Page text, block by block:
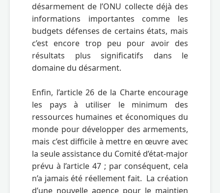
désarmement de l’ONU collecte déjà des
informations importantes comme les
budgets défenses de certains états, mais
c’est encore trop peu pour avoir des
résultats plus significatifs dans le
domaine du désarment.
Enfin, l’article 26 de la Charte encourage
les pays à utiliser le minimum des
ressources humaines et économiques du
monde pour développer des armements,
mais c’est difficile à mettre en œuvre avec
la seule assistance du Comité d’état-major
prévu à l’article 47 ; par conséquent, cela
n’a jamais été réellement fait.  La création
d’une nouvelle agence pour le maintien